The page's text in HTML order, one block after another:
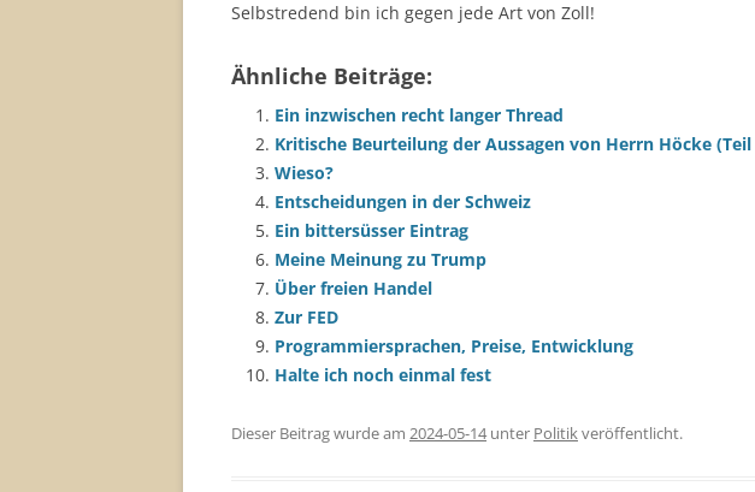
Selbstredend bin ich gegen jede Art von Zoll!
Ähnliche Beiträge:
Ein inzwischen recht langer Thread
Kritische Beurteilung der Aussagen von Herrn Höcke (Teil
Wieso?
Entscheidungen in der Schweiz
Ein bittersüsser Eintrag
Meine Meinung zu Trump
Über freien Handel
Zur FED
Programmiersprachen, Preise, Entwicklung
Halte ich noch einmal fest
Dieser Beitrag wurde am 2024-05-14unter Politikveröffentlicht.